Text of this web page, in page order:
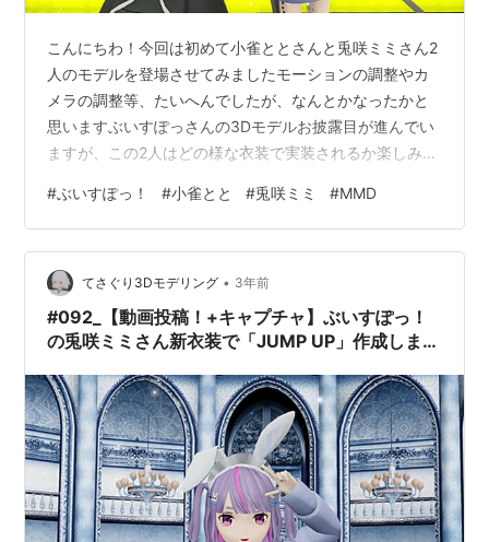
こんにちわ！今回は初めて小雀ととさんと兎咲ミミさん2
人のモデルを登場させてみましたモーションの調整やカ
メラの調整等、たいへんでしたが、なんとかなったかと
思いますぶいすぽっさんの3Dモデルお披露目が進んでい
ますが、この2人はどの様な衣装で実装されるか楽しみで
コニコ動画】 【ぶいすぽっ！MMD】小雀ととさん＆兎咲
ミミさん_今好きになる。【自作3Dモデル】 - ニコニコ動
画 【キャプチャ】 【使用させて頂いたもの】 楽 曲 ：
shito 様、Gom 様 (HoneyWorks 様) 歌 ： 華火 様 ﾓｰｼｮ
ﾝ： しろたび様（ﾄﾚ…
#ぶいすぽっ！ #小雀とと #兎咲ミミ #MMD
てさぐり3Dモデリング • 3年前
#092_【動画投稿！+キャプチャ】ぶいすぽっ！
の兎咲ミミさん新衣装で「JUMP UP」作成しまし